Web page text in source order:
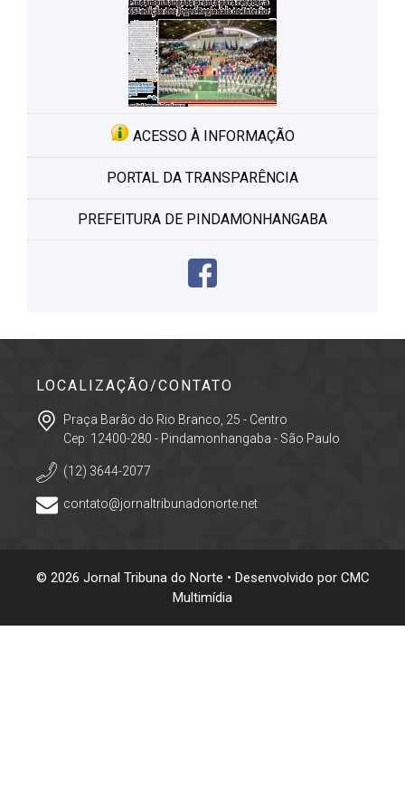
ACESSO À INFORMAÇÃO
PORTAL DA TRANSPARÊNCIA
PREFEITURA DE PINDAMONHANGABA
LOCALIZAÇÃO/CONTATO
Praça Barão do Rio Branco, 25 - Centro
Cep: 12400-280 - Pindamonhangaba - São Paulo
(12) 3644-2077
contato@jornaltribunadonorte.net
© 2026 Jornal Tribuna do Norte • Desenvolvido por CMC
Multimídia